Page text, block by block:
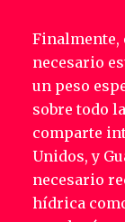
Finalmente,
necesario
un peso
sobre todo
comparte
Unidos, y
necesario
hídrica